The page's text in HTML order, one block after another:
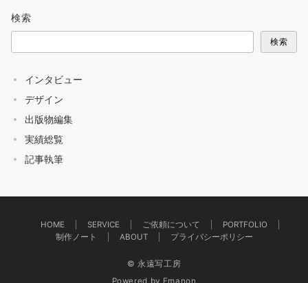
検索
検索
インタビュー
デザイン
出版物編集
実績総覧
記事執筆
HOME SERVICE ご依頼について
PORTFOLIO
制作ノート
ABOUT プライバシーポリシー
© 永遠写工房